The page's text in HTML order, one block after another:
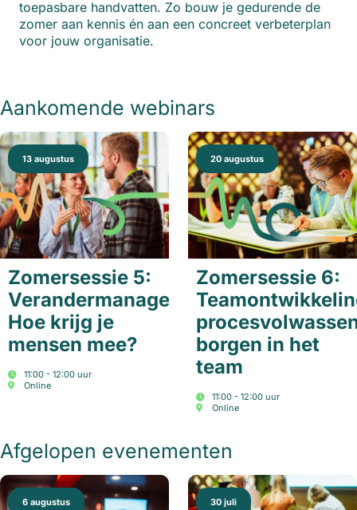
toepasbare handvatten. Zo bouw je gedurende de
zomer aan kennis én aan een concreet verbeterplan
voor jouw organisatie.
Aankomende webinars
Zomersessie 5:
Verandermanagement:
Hoe krijg je
mensen mee?
11:00 - 12:00 uur
Online
13 augustus
Zomersessie 6:
borgen in het
team
11:00 - 12:00 uur
Online
20 augustus
Afgelopen evenementen
6 augustus 30 juli